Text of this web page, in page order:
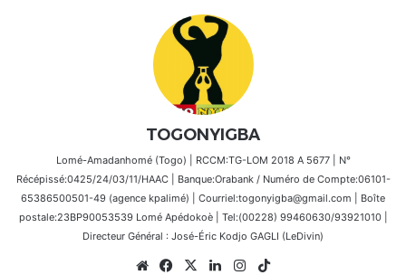
TOGONYIGBA
Lomé-Amadanhomé (Togo) | RCCM:TG-LOM 2018 A 5677 | N°
Récépissé:0425/24/03/11/HAAC | Banque:Orabank / Numéro de Compte:06101-
65386500501-49 (agence kpalimé) | Courriel:togonyigba@gmail.com | Boîte
postale:23BP90053539 Lomé Apédokoè | Tel:(00228) 99460630/93921010 |
Directeur Général : José-Éric Kodjo GAGLI (LeDivin)
WebsiteFacebook
X LinkedinInstagram